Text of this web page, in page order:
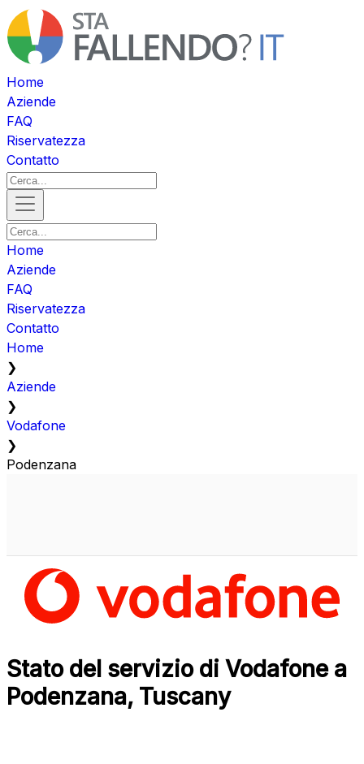
Home
Aziende
FAQ
Riservatezza
Contatto
Home
Aziende
FAQ
Riservatezza
Contatto
Home
❯
Aziende
❯
Vodafone
❯
Podenzana
Stato del servizio di Vodafone a
Podenzana, Tuscany